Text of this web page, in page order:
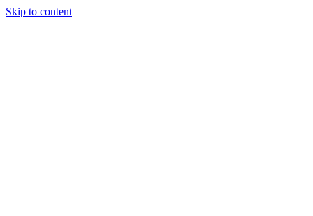
Skip to content